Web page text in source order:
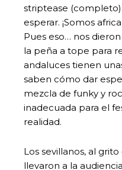
striptease (completo)
esperar. ¡Somos
Pues eso… nos
la peña a tope para
andaluces tienen
saben cómo dar
mezcla de funky y
inadecuada para el
realidad.
Los sevillanos, al
llevaron a la